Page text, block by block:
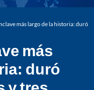
más largo de la historia: duró
más
duró